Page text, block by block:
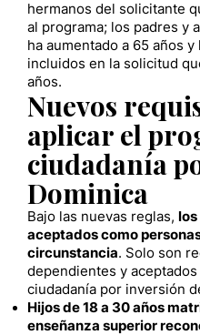
hermanos del solicitante
al programa; los padres y
ha aumentado a 65 años
incluidos en la solicitud
años.
Nuevos
aplicar el
ciudadanía
Dominica
Bajo las nuevas reglas, los
aceptados como
circunstancia. Solo son
dependientes y
ciudadanía por inversión
Hijos de 18 a 30 años
enseñanza superior